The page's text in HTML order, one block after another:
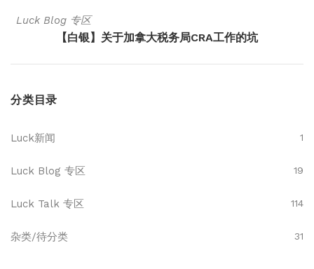
Luck Blog 专区
【白银】关于加拿大税务局CRA工作的坑
分类目录
Luck新闻 1
Luck Blog 专区 19
Luck Talk 专区 114
杂类/待分类 31